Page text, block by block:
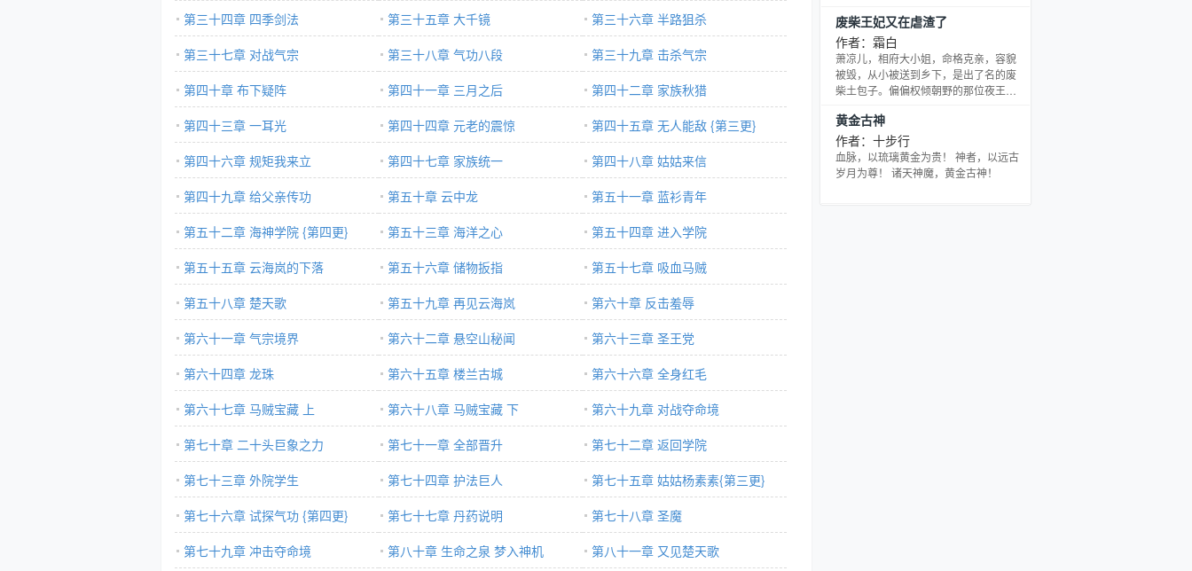
更，求红票}
第三十四章 四季剑法 第三十五章 大千镜
第三十六章 半路狙杀
第三十七章 对战气宗
第三十八章 气功八段
第三十九章 击杀气宗
第四十章 布下疑阵
第四十一章 三月之后
第四十二章 家族秋猎
第四十三章 一耳光
第四十四章 元老的震惊
第四十五章 无人能敌 {第三更}
第四十六章 规矩我来立
第四十七章 家族统一
第四十八章 姑姑来信
第四十九章 给父亲传功
第五十章 云中龙
第五十一章 蓝衫青年
第五十二章 海神学院 {第四更}
第五十三章 海洋之心
第五十四章 进入学院
第五十五章 云海岚的下落
第五十六章 储物扳指
第五十七章 吸血马贼
第五十八章 楚天歌
第五十九章 再见云海岚
第六十章 反击羞辱
第六十一章 气宗境界
第六十二章 悬空山秘闻
第六十三章 圣王党
第六十四章 龙珠
第六十五章 楼兰古城
第六十六章 全身红毛
第六十七章 马贼宝藏 上
第六十八章 马贼宝藏 下
第六十九章 对战夺命境
第七十章 二十头巨象之力
第七十一章 全部晋升
第七十二章 返回学院
第七十三章 外院学生
第七十四章 护法巨人
第七十五章 姑姑杨素素{第三更}
第七十六章 试探气功 {第四更}
第七十七章 丹药说明
第七十八章 圣魔
第七十九章 冲击夺命境
第八十章 生命之泉 梦入神机
第八十一章 又见楚天歌
涯》，求大家支持一二，阿顶拜谢！
我，神剑永恒！ －－－－－－－－ 已经
完本仙傲，唯我巅峰，无上降临，红顶
位面商人，一书一世界，一沙一天地，
每本都有自己的精彩！ vip读者群：
100485025，vip全订群：
废柴王妃又在虐渣了
作者：霜白
萧凉儿，相府大小姐，命格克亲，容貌
被毁，从小被送到乡下，是出了名的废
柴土包子。偏偏权倾朝野的那位夜王对
瞎了眼。直到人们发现，这位不受相府
宠爱没嫁妆的王妃富可敌国，名下商会
遍天下，天天数钱数到手抽筋！这位不
能修炼的废材王妃天赋逆天，炼器炼丹
黄金古神
作者：十步行
血脉，以琉璃黄金为贵！ 神者，以远古
岁月为尊！ 诸天神魔，黄金古神！